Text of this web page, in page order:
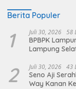
Berita Populer
1 Juli 30, 2026 58
BPBPK
Lampung
2 Juli 30, 2026 43
Seno Aji
Way Kanan